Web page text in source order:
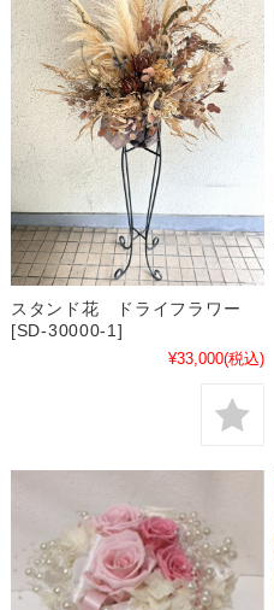
スタンド花 ドライフラワー
[SD-30000-1]
¥33,000(税込)